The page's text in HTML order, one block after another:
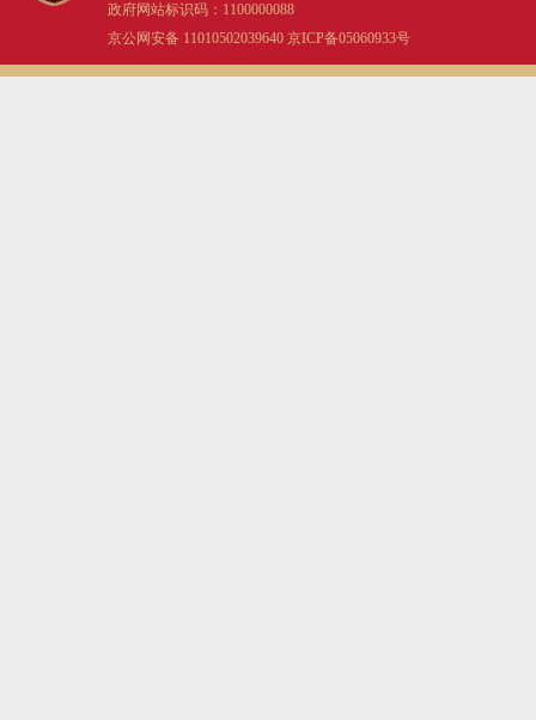
政府网站标识码：1100000088
京公网安备 11010502039640 京ICP备05060933号